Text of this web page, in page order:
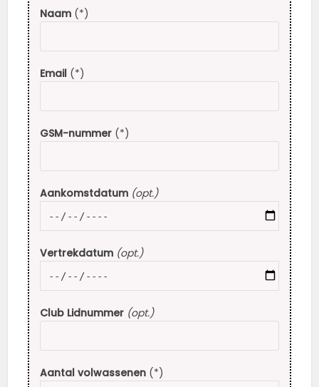
Naam(*)
Email(*)
GSM-nummer(*)
Aankomstdatum (opt.)
Vertrekdatum (opt.)
Club Lidnummer (opt.)
Aantal volwassenen(*)